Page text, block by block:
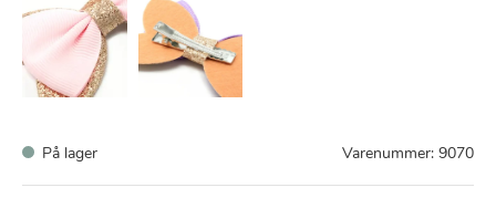
På lager Varenummer: 9070